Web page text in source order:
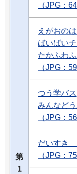
第
1
（JPG：
えがおの
ばいばい
たかふわ
（JPG：
つう学バス
みんなど
（JPG：
だいすき
（JPG：